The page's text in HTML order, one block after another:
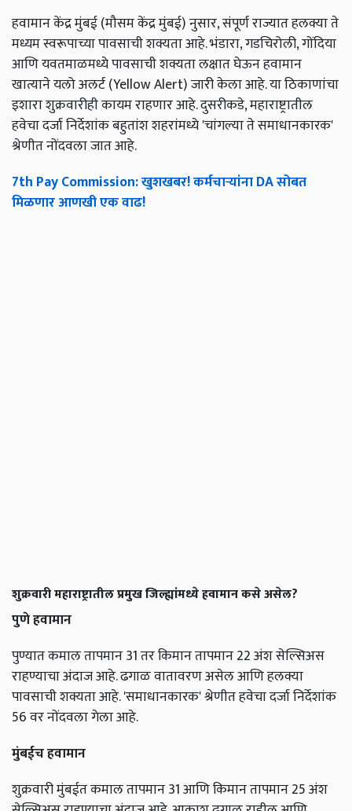
हवामान केंद्र मुंबई (मौसम केंद्र मुंबई) नुसार, संपूर्ण राज्यात हलक्या ते
मध्यम स्वरूपाच्या पावसाची शक्यता आहे. भंडारा, गडचिरोली, गोंदिया
आणि यवतमाळमध्ये पावसाची शक्यता लक्षात घेऊन हवामान
खात्याने यलो अलर्ट (Yellow Alert) जारी केला आहे. या ठिकाणांचा
इशारा शुक्रवारीही कायम राहणार आहे. दुसरीकडे, महाराष्ट्रातील
हवेचा दर्जा निर्देशांक बहुतांश शहरांमध्ये 'चांगल्या ते समाधानकारक'
श्रेणीत नोंदवला जात आहे.
7th Pay Commission: खुशखबर! कर्मचाऱ्यांना DA सोबत
मिळणार आणखी एक वाढ!
शुक्रवारी महाराष्ट्रातील प्रमुख जिल्ह्यांमध्ये हवामान कसे असेल?
पुणे हवामान
पुण्यात कमाल तापमान 31 तर किमान तापमान 22 अंश सेल्सिअस
राहण्याचा अंदाज आहे. ढगाळ वातावरण असेल आणि हलक्या
पावसाची शक्यता आहे. 'समाधानकारक' श्रेणीत हवेचा दर्जा निर्देशांक
56 वर नोंदवला गेला आहे.
मुंबईच हवामान
शुक्रवारी मुंबईत कमाल तापमान 31 आणि किमान तापमान 25 अंश